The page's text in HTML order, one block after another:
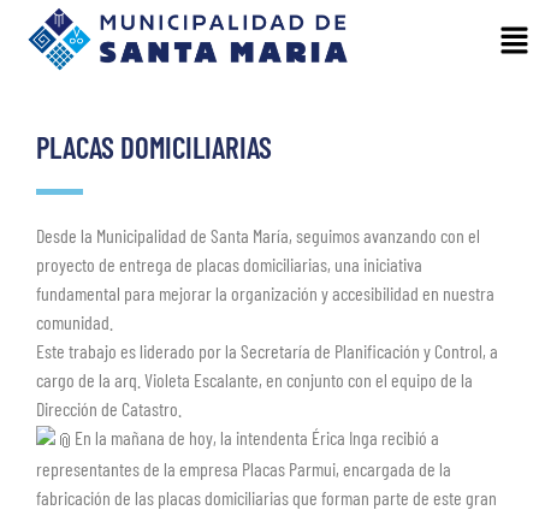
PLACAS DOMICILIARIAS
Desde la Municipalidad de Santa María, seguimos avanzando con el
proyecto de entrega de placas domiciliarias, una iniciativa
fundamental para mejorar la organización y accesibilidad en nuestra
comunidad.
Este trabajo es liderado por la Secretaría de Planificación y Control, a
cargo de la arq. Violeta Escalante, en conjunto con el equipo de la
Dirección de Catastro.
En la mañana de hoy, la intendenta Érica Inga recibió a
representantes de la empresa Placas Parmui, encargada de la
fabricación de las placas domiciliarias que forman parte de este gran